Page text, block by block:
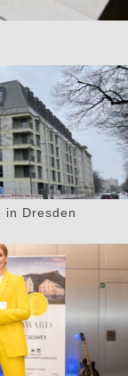
in Dresden